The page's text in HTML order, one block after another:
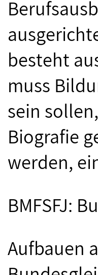
besteht
muss
sein
Biografie
werden,
BMFSFJ:
Aufbauen